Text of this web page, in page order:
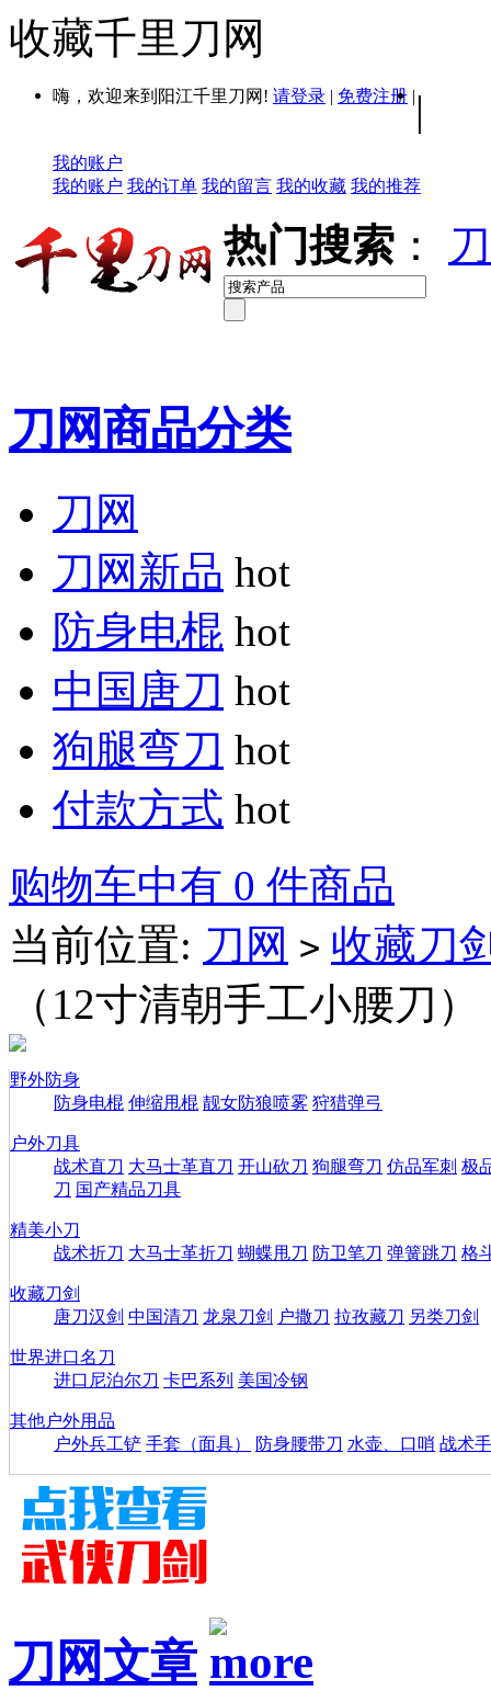
收藏千里刀网
嗨，欢迎来到阳江千里刀网! 请登录 | 免费注册 | |
我的账户
我的账户 我的订单 我的留言 我的收藏 我的推荐
热门搜索 ：
刀网商品分类
刀网
刀网新品 hot
防身电棍 hot
中国唐刀 hot
狗腿弯刀 hot
付款方式 hot
购物车中有 0 件商品
当前位置: 刀网 > 收藏刀
（12寸清朝手工小腰刀）
野外防身
防身电棍 伸缩甩棍 靓女防狼喷雾 狩猎弹弓
户外刀具
战术直刀 大马士革直刀 开山砍刀 狗腿弯刀 仿品军刺 极
刀 国产精品刀具
精美小刀
战术折刀 大马士革折刀 蝴蝶甩刀 防卫笔刀 弹簧跳刀 格
收藏刀剑
唐刀汉剑 中国清刀 龙泉刀剑 户撒刀 拉孜藏刀 另类刀剑
世界进口名刀
进口尼泊尔刀 卡巴系列 美国冷钢
其他户外用品
户外兵工铲 手套（面具） 防身腰带刀 水壶、口哨 战术
刀网文章